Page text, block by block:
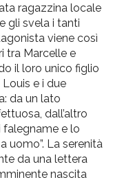
ragazzina locale
gli svela i tanti
viene così
tra Marcelle e
il loro unico figlio
e i due
da un lato
dall’altro
falegname e lo
uomo”. La serenità
da una lettera
nascita